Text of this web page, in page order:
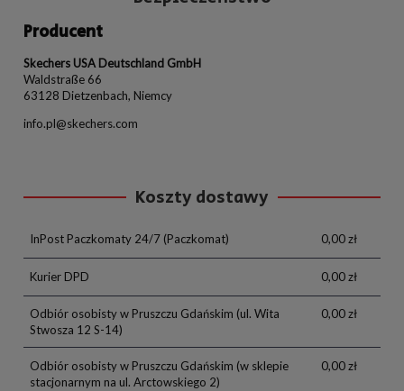
Producent
Skechers USA Deutschland GmbH
Waldstraße 66
63128 Dietzenbach, Niemcy
info.pl@skechers.com
Koszty dostawy
InPost Paczkomaty 24/7(Paczkomat) 0,00 zł
Kurier DPD 0,00 zł
Odbiór osobisty w Pruszczu Gdańskim (ul. Wita
Stwosza 12 S-14)
0,00 zł
Odbiór osobisty w Pruszczu Gdańskim (w sklepie
stacjonarnym na ul. Arctowskiego 2)
0,00 zł